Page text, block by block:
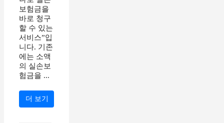
보험금을
바로 청구
할 수 있는
서비스”입
니다. 기존
에는 소액
의 실손보
험금을 ...
더 보기